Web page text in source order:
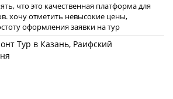
что это качественная платформа для
хочу отметить невысокие цены,
оформления заявки на тур